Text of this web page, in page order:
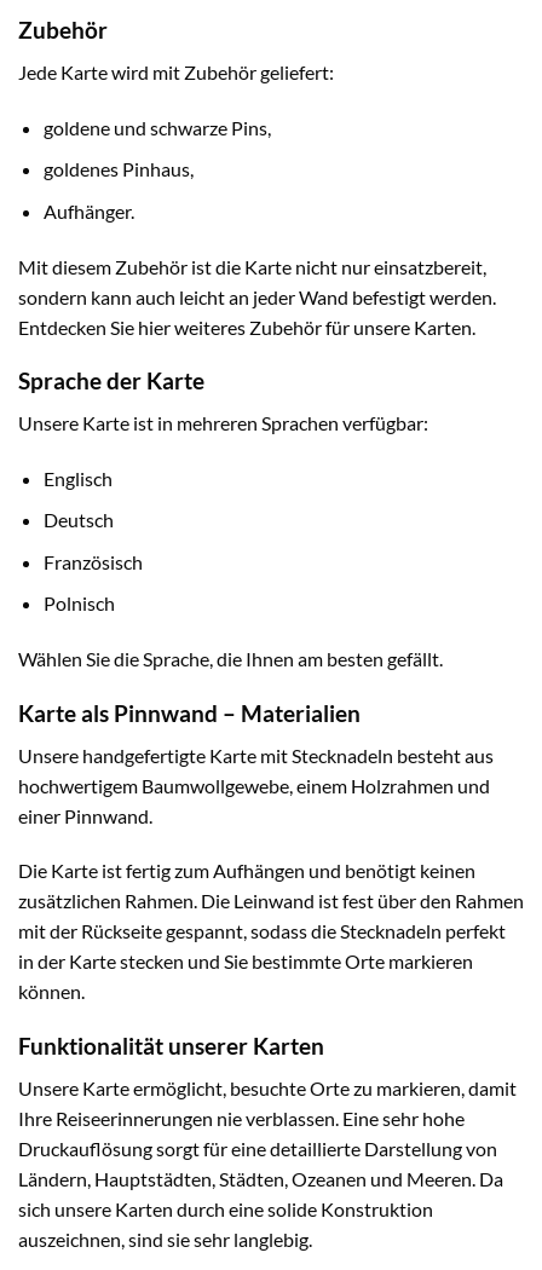
Zubehör
Jede Karte wird mit Zubehör geliefert:
goldene und schwarze Pins,
goldenes Pinhaus,
Aufhänger.
Mit diesem Zubehör ist die Karte nicht nur einsatzbereit,
sondern kann auch leicht an jeder Wand befestigt werden.
Entdecken Sie hier weiteres Zubehör für unsere Karten.
Sprache der Karte
Unsere Karte ist in mehreren Sprachen verfügbar:
Englisch
Deutsch
Französisch
Polnisch
Wählen Sie die Sprache, die Ihnen am besten gefällt.
Karte als Pinnwand – Materialien
Unsere handgefertigte Karte mit Stecknadeln besteht aus
hochwertigem Baumwollgewebe, einem Holzrahmen und
einer Pinnwand.
Die Karte ist fertig zum Aufhängen und benötigt keinen
zusätzlichen Rahmen. Die Leinwand ist fest über den Rahmen
mit der Rückseite gespannt, sodass die Stecknadeln perfekt
in der Karte stecken und Sie bestimmte Orte markieren
können.
Funktionalität unserer Karten
Unsere Karte ermöglicht, besuchte Orte zu markieren, damit
Ihre Reiseerinnerungen nie verblassen. Eine sehr hohe
Druckauflösung sorgt für eine detaillierte Darstellung von
Ländern, Hauptstädten, Städten, Ozeanen und Meeren. Da
sich unsere Karten durch eine solide Konstruktion
auszeichnen, sind sie sehr langlebig.